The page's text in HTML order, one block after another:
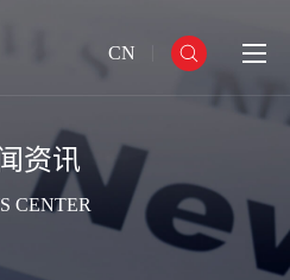
CN
资讯
CENTER